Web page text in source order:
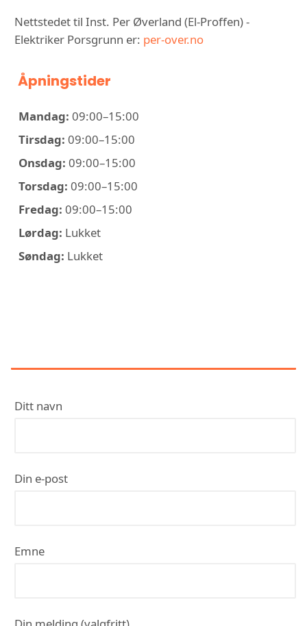
Nettstedet til Inst. Per Øverland (El-Proffen) -
Elektriker Porsgrunn er: per-over.no
Åpningstider
Mandag: 09:00–15:00
Tirsdag: 09:00–15:00
Onsdag: 09:00–15:00
Torsdag: 09:00–15:00
Fredag: 09:00–15:00
Lørdag: Lukket
Søndag: Lukket
Ditt navn
Din e-post
Emne